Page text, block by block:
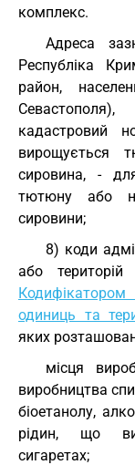
комплекс.
Адреса
Республіка
район,
кадастровий
вирощується
сировина, -
тютюну або
сировини;
8) коди
або
одиниць та
яких
місця
виробництва
біоетанолу,
рідин, що
сигаретах;